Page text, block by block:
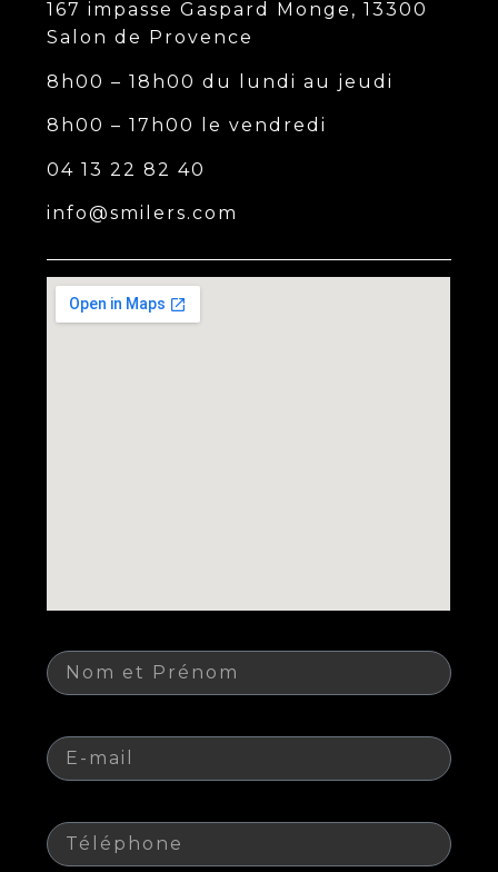
167 impasse Gaspard Monge, 13300
Salon de Provence
8h00 – 18h00 du lundi au jeudi
8h00 – 17h00 le vendredi
04 13 22 82 40
info@smilers.com